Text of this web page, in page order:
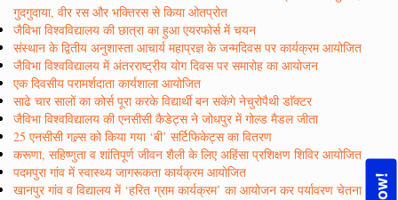
गुदगुदाया, वीर रस और भक्तिरस से किया ओतप्रोत
जैविभा विश्वविद्यालय की छात्रा का हुआ एयरफोर्स में चयन
संस्थान के द्वितीय अनुशास्ता आचार्य महाप्रज्ञ के जन्मदिवस पर कार्यक्रम आयोजित
जैविभा विश्वविद्यालय में अंतरराष्ट्रीय योग दिवस पर समारोह का आयोजन
एक दिवसीय परामर्शदाता कार्यशाला आयोजित
साढे चार सालों का कोर्स पूरा करके विद्यार्थी बन सकेंगे नेचुरोपैथी डाॅक्टर
जैविभा विश्वविद्यालय की एनसीसी कैडेट्स ने जोधपुर में गोल्ड मैडल जीता
25 एनसीसी गल्र्स को किया गया ‘बी’ सर्टिफिकेट्स का वितरण
करूणा, सहिष्णुता व शांतिपूर्ण जीवन शैली के लिए अहिंसा प्रशिक्षण शिविर आयोजित
पदमपुरा गांव में स्वास्थ्य जागरूकता कार्यक्रम आयोजित
खानपुर गांव व विद्यालय में ‘हरित ग्राम कार्यक्रम’ का आयोजन कर पर्यावरण चेतना